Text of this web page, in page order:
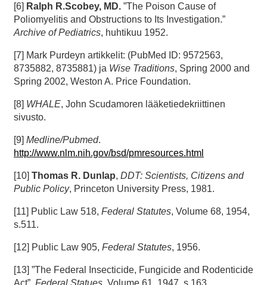
[6] Ralph R.Scobey, MD. ”The Poison Cause of
Poliomyelitis and Obstructions to Its Investigation.”
Archive of Pediatrics, huhtikuu 1952.
[7] Mark Purdeyn artikkelit: (PubMed ID: 9572563,
8735882, 8735881) ja Wise Traditions, Spring 2000 and
Spring 2002, Weston A. Price Foundation.
[8] WHALE, John Scudamoren lääketiedekriittinen
sivusto.
[9] Medline/Pubmed.
http://www.nlm.nih.gov/bsd/pmresources.html
[10] Thomas R. Dunlap, DDT: Scientists, Citizens and
Public Policy, Princeton University Press, 1981.
[11] Public Law 518, Federal Statutes, Volume 68, 1954,
s.511.
[12] Public Law 905, Federal Statutes, 1956.
[13] ”The Federal Insecticide, Fungicide and Rodenticide
Act”, Federal Statues , Volume 61, 1947, s.163.